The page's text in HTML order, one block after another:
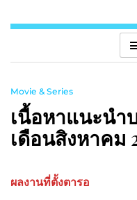
Movie & Series
เนื้อหาแนะนำ
เดือนสิงหาคม
ผลงานที่ตั้งตารอ